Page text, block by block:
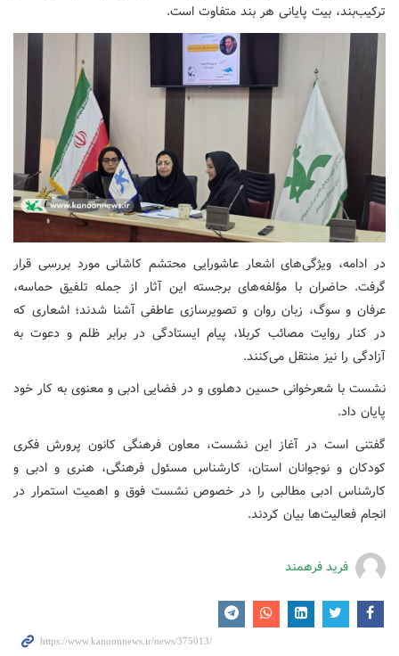
ترکیب‌بند، بیت پایانی هر بند متفاوت است.
در ادامه، ویژگی‌های اشعار عاشورایی محتشم کاشانی مورد بررسی قرار
گرفت. حاضران با مؤلفه‌های برجسته این آثار از جمله تلفیق حماسه،
عرفان و سوگ، زبان روان و تصویرسازی عاطفی آشنا شدند؛ اشعاری که
در کنار روایت مصائب کربلا، پیام ایستادگی در برابر ظلم و دعوت به
آزادگی را نیز منتقل می‌کنند.
نشست با شعرخوانی حسین دهلوی و در فضایی ادبی و معنوی به کار خود
پایان داد.
گفتنی است در آغاز این نشست، معاون فرهنگی کانون پرورش فکری
کودکان و نوجوانان استان، کارشناس مسئول فرهنگی، هنری و ادبی و
کارشناس ادبی مطالبی را در خصوص نشست فوق و اهمیت استمرار در
انجام فعالیت‌ها بیان کردند.
فرید فرهمند